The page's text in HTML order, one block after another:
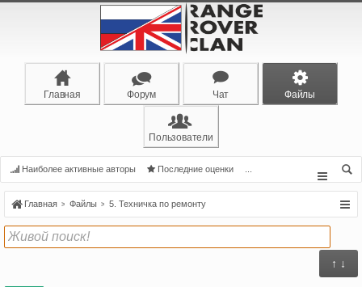
Главная Форум Чат Файлы
Пользователи
Наиболее активные авторы Последние оценки
Главная Файлы 5. Техничка по ремонту
↑ ↓